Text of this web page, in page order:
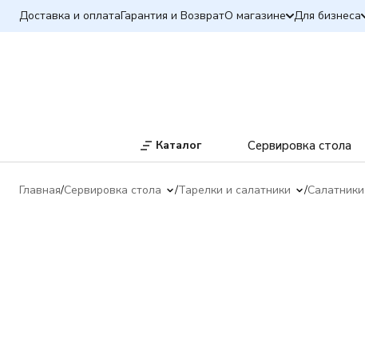
Доставка и оплатаГарантия и ВозвратО магазине Для бизнеса
Каталог Сервировка стола
Главная Сервировка стола Тарелки и салатники Салатники